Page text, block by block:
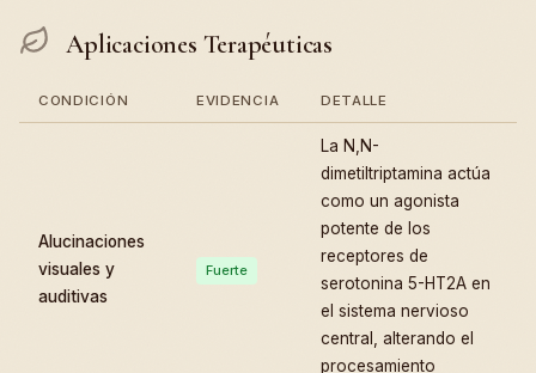
Aplicaciones Terapéuticas
CONDICIÓN EVIDENCIA DETALLE
Alucinaciones
visuales y
auditivas
Fuerte
La N,N-
dimetiltriptamina actúa
como un agonista
potente de los
receptores de
serotonina 5-HT2A en
el sistema nervioso
central, alterando el
procesamiento